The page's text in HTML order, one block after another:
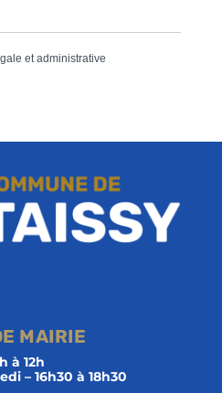
et administrative
MAIRIE
à 12h
– 16h30 à 18h30